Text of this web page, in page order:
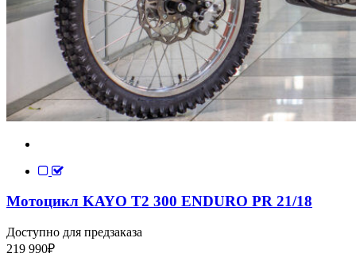
Мотоцикл KAYO T2 300 ENDURO PR 21/18
Доступно для предзаказа
219 990₽